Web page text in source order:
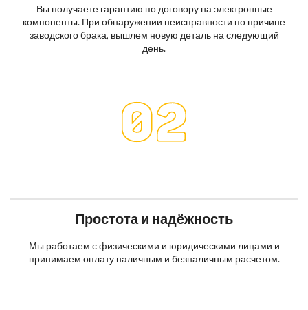
Вы получаете гарантию по договору на электронные
компоненты. При обнаружении неисправности по причине
заводского брака, вышлем новую деталь на следующий
день.
Простота и надёжность
Мы работаем с физическими и юридическими лицами и
принимаем оплату наличным и безналичным расчетом.